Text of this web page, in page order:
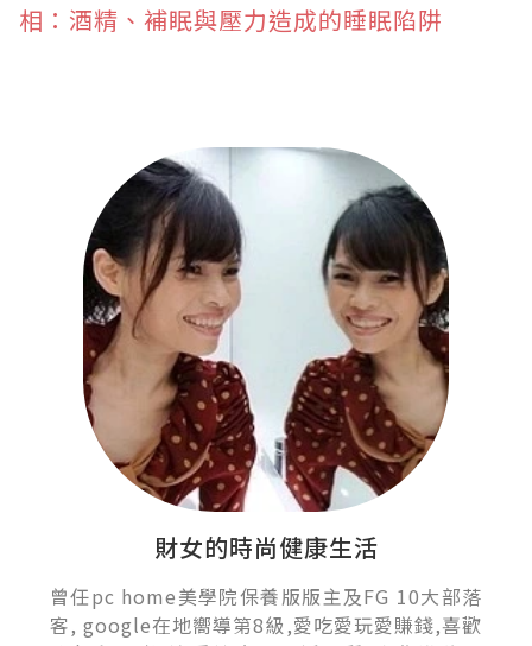
相：酒精、補眠與壓力造成的睡眠陷阱
財女的時尚健康生活
曾任pc home美學院保養版版主及FG 10大部落
客, google在地嚮導第8級,愛吃愛玩愛賺錢,喜歡